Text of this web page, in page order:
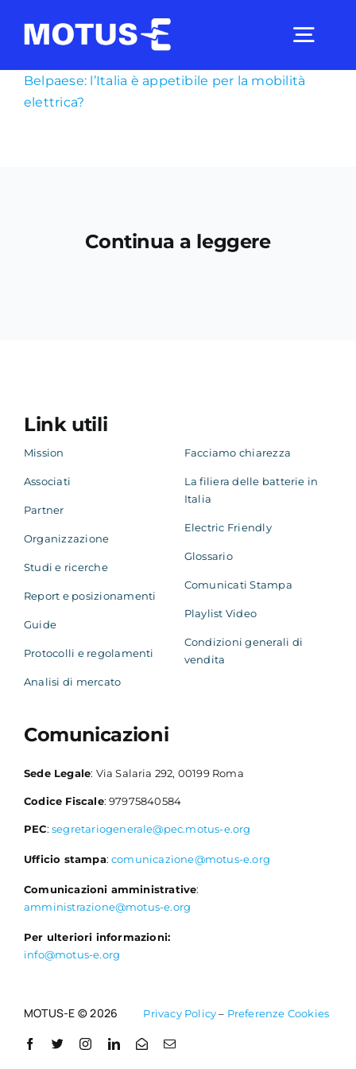
Belpaese: l’Italia è appetibile per la mobilità
elettrica?
Continua a leggere
Link utili
Mission
Associati
Partner
Organizzazione
Studi e ricerche
Report e posizionamenti
Guide
Protocolli e regolamenti
Analisi di mercato
Facciamo chiarezza
La filiera delle batterie in
Italia
Electric Friendly
Glossario
Comunicati Stampa
Playlist Video
Condizioni generali di
vendita
Comunicazioni
Sede Legale: Via Salaria 292, 00199 Roma
Codice Fiscale: 97975840584
PEC: segretariogenerale@pec.motus-e.org
Ufficio stampa:comunicazione@motus-e.org
Comunicazioni amministrative:
amministrazione@motus-e.org
Per ulteriori informazioni:
info@motus-e.org
MOTUS-E © 2026 Privacy Policy– Preferenze Cookies